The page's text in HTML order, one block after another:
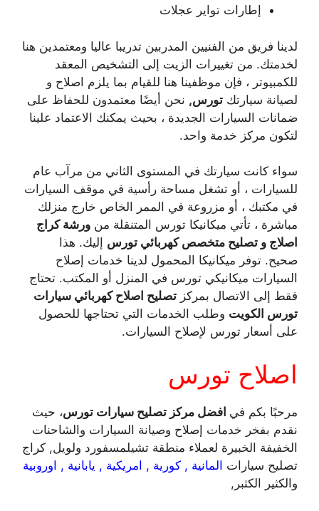
إطارات تواير عجلات
لدينا فريق من الفنيين المدربين تدريبا عاليا ومعتمدين هنا
لخدمتك. من تغييرات الزيت إلى التشخيص المعقد
للكمبيوتر ، فإن موظفينا هنا للقيام بما يلزم اصلاح و
لصيانة سيارتك تورس, نحن أيضًا معتمدون للحفاظ على
ضمانات السيارات الجديدة ، بحيث يمكنك الاعتماد علينا
لتكون مركز خدمة واحد.
سواء كانت سيارتك في المستوى الثاني من مرآب عام
للسيارات ، أو تشغل مساحة رأسية في موقف السيارات
في مكتبك ، أو مزروعة في الممر الخاص خارج منزلك
مباشرة ، تأتي ميكانيكا تورس المتنقلة من ورشة كراج
اصلاج و تصليح متخصص كهربائي تورس إليك. هذا
صحيح. توفر ميكانيكا المحمول لدينا خدمات إصلاح
السيارات ميكانيكي تورس في المنزل أو المكتب. تحتاج
فقط إلى الاتصال بمركز تصليح اصلاح كهربائي سيارات
تورس الكويت وطلب الخدمات التي تحتاجها للحصول
على أسعار تورس لإصلاح السيارات.
اصلاح تورس
مرحبًا بكم في افضل مركز تصليح سيارات تورس، حيث
نقدم بفخر خدمات إصلاح وصيانة السيارات والشاحنات
الخفيفة الخبيرة لعملاء منطقة تشيلمسفورد ولويل, كراج
تصليح سيارات المانية , كورية , امريكية , يابانية , اوروبية
والكثير الكثبر,